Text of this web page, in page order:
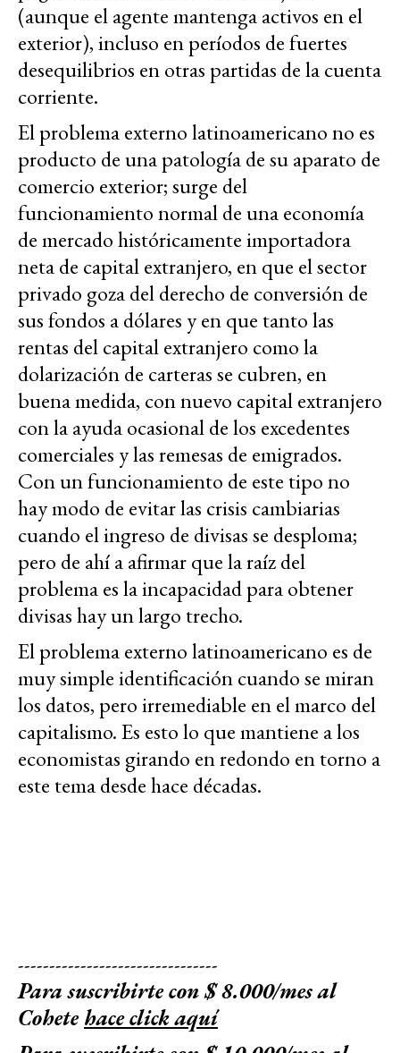
(aunque el agente mantenga activos en el
exterior), incluso en períodos de fuertes
desequilibrios en otras partidas de la cuenta
corriente.
El problema externo latinoamericano no es
producto de una patología de su aparato de
comercio exterior; surge del
funcionamiento normal de una economía
de mercado históricamente importadora
neta de capital extranjero, en que el sector
privado goza del derecho de conversión de
sus fondos a dólares y en que tanto las
rentas del capital extranjero como la
dolarización de carteras se cubren, en
buena medida, con nuevo capital extranjero
con la ayuda ocasional de los excedentes
comerciales y las remesas de emigrados.
Con un funcionamiento de este tipo no
hay modo de evitar las crisis cambiarias
cuando el ingreso de divisas se desploma;
pero de ahí a afirmar que la raíz del
problema es la incapacidad para obtener
divisas hay un largo trecho.
El problema externo latinoamericano es de
muy simple identificación cuando se miran
los datos, pero irremediable en el marco del
capitalismo. Es esto lo que mantiene a los
economistas girando en redondo en torno a
este tema desde hace décadas.
--------------------------------
Para suscribirte con $ 8.000/mes al
Cohetehace click aquí